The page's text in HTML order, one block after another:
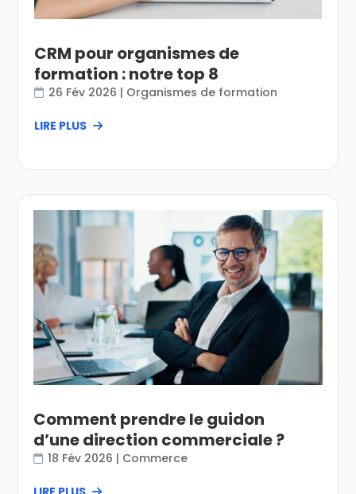
CRM pour organismes de
formation : notre top 8
26 Fév 2026 | Organismes de formation
LIRE PLUS
Comment prendre le guidon
d’une direction commerciale ?
18 Fév 2026 | Commerce